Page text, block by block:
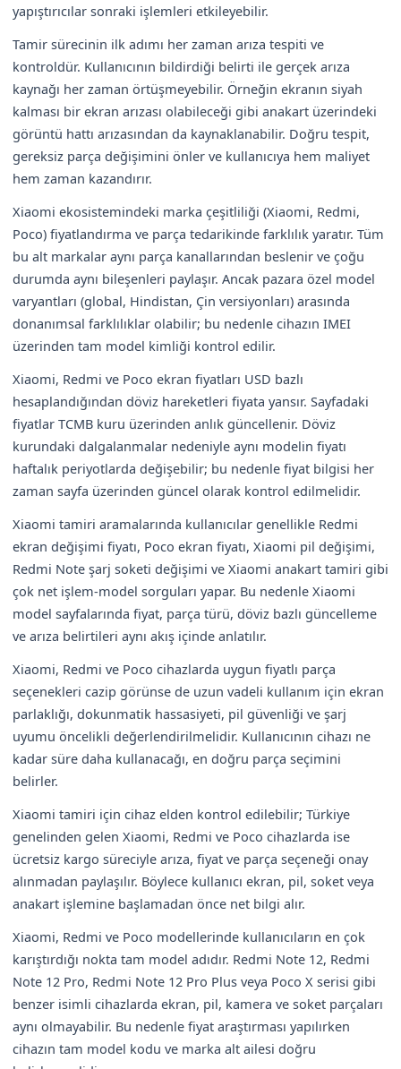
yapıştırıcılar sonraki işlemleri etkileyebilir.
Tamir sürecinin ilk adımı her zaman arıza tespiti ve
kontroldür. Kullanıcının bildirdiği belirti ile gerçek arıza
kaynağı her zaman örtüşmeyebilir. Örneğin ekranın siyah
kalması bir ekran arızası olabileceği gibi anakart üzerindeki
görüntü hattı arızasından da kaynaklanabilir. Doğru tespit,
gereksiz parça değişimini önler ve kullanıcıya hem maliyet
hem zaman kazandırır.
Xiaomi ekosistemindeki marka çeşitliliği (Xiaomi, Redmi,
Poco) fiyatlandırma ve parça tedarikinde farklılık yaratır. Tüm
bu alt markalar aynı parça kanallarından beslenir ve çoğu
durumda aynı bileşenleri paylaşır. Ancak pazara özel model
varyantları (global, Hindistan, Çin versiyonları) arasında
donanımsal farklılıklar olabilir; bu nedenle cihazın IMEI
üzerinden tam model kimliği kontrol edilir.
Xiaomi, Redmi ve Poco ekran fiyatları USD bazlı
hesaplandığından döviz hareketleri fiyata yansır. Sayfadaki
fiyatlar TCMB kuru üzerinden anlık güncellenir. Döviz
kurundaki dalgalanmalar nedeniyle aynı modelin fiyatı
haftalık periyotlarda değişebilir; bu nedenle fiyat bilgisi her
zaman sayfa üzerinden güncel olarak kontrol edilmelidir.
Xiaomi tamiri aramalarında kullanıcılar genellikle Redmi
ekran değişimi fiyatı, Poco ekran fiyatı, Xiaomi pil değişimi,
Redmi Note şarj soketi değişimi ve Xiaomi anakart tamiri gibi
çok net işlem-model sorguları yapar. Bu nedenle Xiaomi
model sayfalarında fiyat, parça türü, döviz bazlı güncelleme
ve arıza belirtileri aynı akış içinde anlatılır.
Xiaomi, Redmi ve Poco cihazlarda uygun fiyatlı parça
seçenekleri cazip görünse de uzun vadeli kullanım için ekran
parlaklığı, dokunmatik hassasiyeti, pil güvenliği ve şarj
uyumu öncelikli değerlendirilmelidir. Kullanıcının cihazı ne
kadar süre daha kullanacağı, en doğru parça seçimini
belirler.
Xiaomi tamiri için cihaz elden kontrol edilebilir; Türkiye
genelinden gelen Xiaomi, Redmi ve Poco cihazlarda ise
ücretsiz kargo süreciyle arıza, fiyat ve parça seçeneği onay
alınmadan paylaşılır. Böylece kullanıcı ekran, pil, soket veya
anakart işlemine başlamadan önce net bilgi alır.
Xiaomi, Redmi ve Poco modellerinde kullanıcıların en çok
karıştırdığı nokta tam model adıdır. Redmi Note 12, Redmi
Note 12 Pro, Redmi Note 12 Pro Plus veya Poco X serisi gibi
benzer isimli cihazlarda ekran, pil, kamera ve soket parçaları
aynı olmayabilir. Bu nedenle fiyat araştırması yapılırken
cihazın tam model kodu ve marka alt ailesi doğru